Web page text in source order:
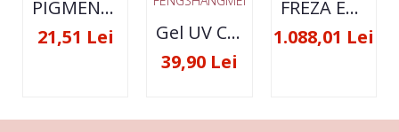
PIGMENT NEON SET 12 CULORI
21,51 Lei
Gel UV Constructie FSM 50ML - 07
39,90 Lei
FREZA ELECTRICA STRONG 210 35000 RPM- ORIGINALA
1.088,01 Lei